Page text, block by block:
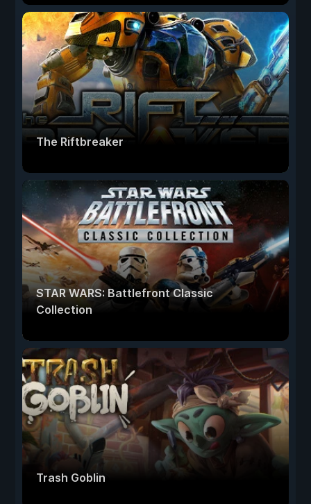
The Riftbreaker
STAR WARS: Battlefront Classic
Collection
Trash Goblin